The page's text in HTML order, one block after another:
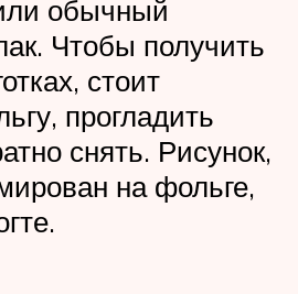
обычный
Чтобы получить
стоит
прогладить
снять. Рисунок,
на фольге,